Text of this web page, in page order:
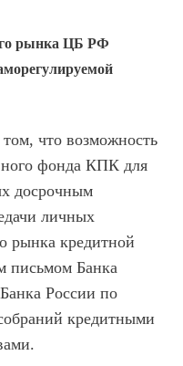
рынка ЦБ РФ
что возможность
фонда КПК для
досрочным
личных
рынка кредитной
письмом Банка
России по
кредитными